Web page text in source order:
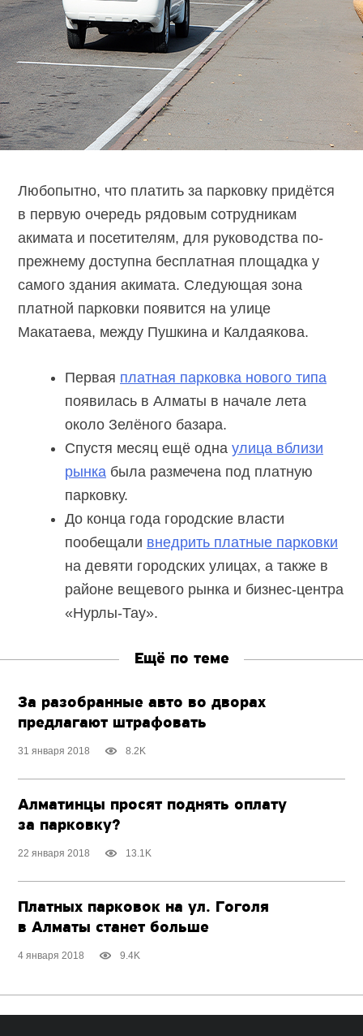
Любопытно, что платить за парковку придётся
в первую очередь рядовым сотрудникам
акимата и посетителям, для руководства по-
прежнему доступна бесплатная площадка у
самого здания акимата. Следующая зона
платной парковки появится на улице
Макатаева, между Пушкина и Калдаякова.
Первая платная парковка нового типа
появилась в Алматы в начале лета
около Зелёного базара.
Спустя месяц ещё одна улица вблизи
рынка была размечена под платную
парковку.
До конца года городские власти
пообещали внедрить платные парковки
на девяти городских улицах, а также в
районе вещевого рынка и бизнес-центра
«Нурлы-Тау».
Ещё по теме
За разобранные авто во дворах
предлагают штрафовать
31 января 2018 8.2K
Алматинцы просят поднять оплату
за парковку?
22 января 2018 13.1K
Платных парковок на ул. Гоголя
в Алматы станет больше
4 января 2018 9.4K